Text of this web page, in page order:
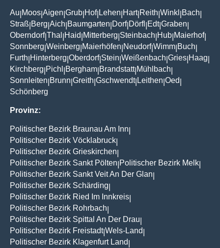
Au Moos Aigen Grub Hof| Lehen Hart| Reith Winkl Bach
Straß Berg Aich Baumgarten Dorf| Dörfl Edt|Graben
Oberndorf|Thal Haid Mitterberg Steinbach Hub Maierhof|
Sonnberg Weinberg Maierhöfen Neudorf|Wimm Buch
Furth Hinterberg Oberdorf| Stein Weißenbach Gries Haag
Kirchberg Pichl Bergham Brandstatt| Mühlbach
Sonnleiten Brunn Greith Gschwendt| Leithen Oed
Schönberg
Provinz:
Politischer Bezirk Braunau Am Inn
Politischer Bezirk Vöcklabruck
Politischer Bezirk Grieskirchen
Politischer Bezirk Sankt Pölten Politischer Bezirk Melk
Politischer Bezirk Sankt Veit An Der Glan
Politischer Bezirk Schärding
Politischer Bezirk Ried Im Innkreis
Politischer Bezirk Rohrbach
Politischer Bezirk Spittal An Der Drau
Politischer Bezirk Freistadt|Wels-Land
Politischer Bezirk Klagenfurt Land